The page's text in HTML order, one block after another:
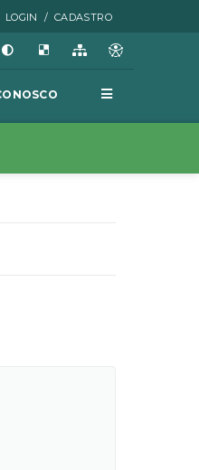
LOGIN / CADASTRO